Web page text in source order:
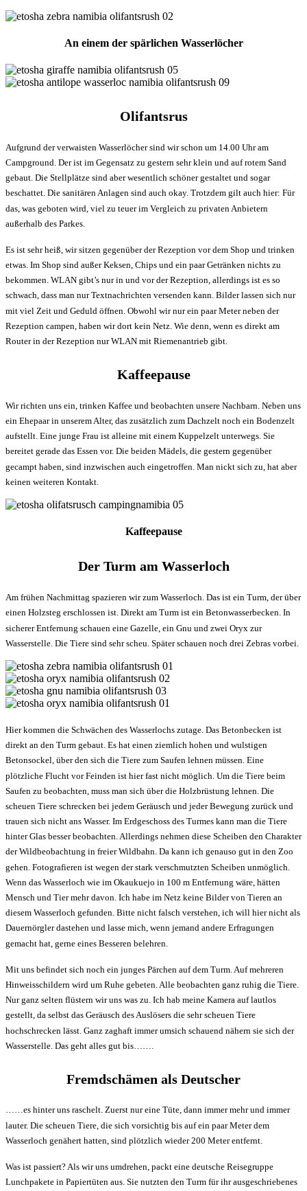
An einem der spärlichen Wasserlöcher
Olifantsrus
Aufgrund der verwaisten Wasserlöcher sind wir schon um 14.00 Uhr am
Campground. Der ist im Gegensatz zu gestern sehr klein und auf rotem Sand
gebaut. Die Stellplätze sind aber wesentlich schöner gestaltet und sogar
beschattet. Die sanitären Anlagen sind auch okay. Trotzdem gilt auch hier: Für
das, was geboten wird, viel zu teuer im Vergleich zu privaten Anbietern
außerhalb des Parkes.
Es ist sehr heiß, wir sitzen gegenüber der Rezeption vor dem Shop und trinken
etwas. Im Shop sind außer Keksen, Chips und ein paar Getränken nichts zu
bekommen. WLAN gibt’s nur in und vor der Rezeption, allerdings ist es so
schwach, dass man nur Textnachrichten versenden kann. Bilder lassen sich nur
mit viel Zeit und Geduld öffnen. Obwohl wir nur ein paar Meter neben der
Rezeption campen, haben wir dort kein Netz. Wie denn, wenn es direkt am
Router in der Rezeption nur WLAN mit Riemenantrieb gibt.
Kaffeepause
Wir richten uns ein, trinken Kaffee und beobachten unsere Nachbarn. Neben uns
ein Ehepaar in unserem Alter, das zusätzlich zum Dachzelt noch ein Bodenzelt
aufstellt. Eine junge Frau ist alleine mit einem Kuppelzelt unterwegs. Sie
bereitet gerade das Essen vor. Die beiden Mädels, die gestern gegenüber
gecampt haben, sind inzwischen auch eingetroffen. Man nickt sich zu, hat aber
keinen weiteren Kontakt.
Kaffeepause
Der Turm am Wasserloch
Am frühen Nachmittag spazieren wir zum Wasserloch. Das ist ein Turm, der über
einen Holzsteg erschlossen ist. Direkt am Turm ist ein Betonwasserbecken. In
sicherer Entfernung schauen eine Gazelle, ein Gnu und zwei Oryx zur
Wasserstelle. Die Tiere sind sehr scheu. Später schauen noch drei Zebras vorbei.
Hier kommen die Schwächen des Wasserlochs zutage. Das Betonbecken ist
direkt an den Turm gebaut. Es hat einen ziemlich hohen und wulstigen
Betonsockel, über den sich die Tiere zum Saufen lehnen müssen. Eine
plötzliche Flucht vor Feinden ist hier fast nicht möglich. Um die Tiere beim
Saufen zu beobachten, muss man sich über die Holzbrüstung lehnen. Die
scheuen Tiere schrecken bei jedem Geräusch und jeder Bewegung zurück und
trauen sich nicht ans Wasser. Im Erdgeschoss des Turmes kann man die Tiere
hinter Glas besser beobachten. Allerdings nehmen diese Scheiben den Charakter
der Wildbeobachtung in freier Wildbahn. Da kann ich genauso gut in den Zoo
gehen. Fotografieren ist wegen der stark verschmutzten Scheiben unmöglich.
Wenn das Wasserloch wie im Okaukuejo in 100 m Entfernung wäre, hätten
Mensch und Tier mehr davon. Ich habe im Netz keine Bilder von Tieren an
diesem Wasserloch gefunden. Bitte nicht falsch verstehen, ich will hier nicht als
Dauernörgler dastehen und lasse mich, wenn jemand andere Erfragungen
gemacht hat, gerne eines Besseren belehren.
Mit uns befindet sich noch ein junges Pärchen auf dem Turm. Auf mehreren
Hinweisschildern wird um Ruhe gebeten. Alle beobachten ganz ruhig die Tiere.
Nur ganz selten flüstern wir uns was zu. Ich hab meine Kamera auf lautlos
gestellt, da selbst das Geräusch des Auslösers die sehr scheuen Tiere
hochschrecken lässt. Ganz zaghaft immer umsich schauend nähern sie sich der
Wasserstelle. Das geht alles gut bis…….
Fremdschämen als Deutscher
……es hinter uns raschelt. Zuerst nur eine Tüte, dann immer mehr und immer
lauter. Die scheuen Tiere, die sich vorsichtig bis auf ein paar Meter dem
Wasserloch genähert hatten, sind plötzlich wieder 200 Meter entfernt.
Was ist passiert? Als wir uns umdrehen, packt eine deutsche Reisegruppe
Lunchpakete in Papiertüten aus. Sie nutzten den Turm für ihr ausgeschriebenes